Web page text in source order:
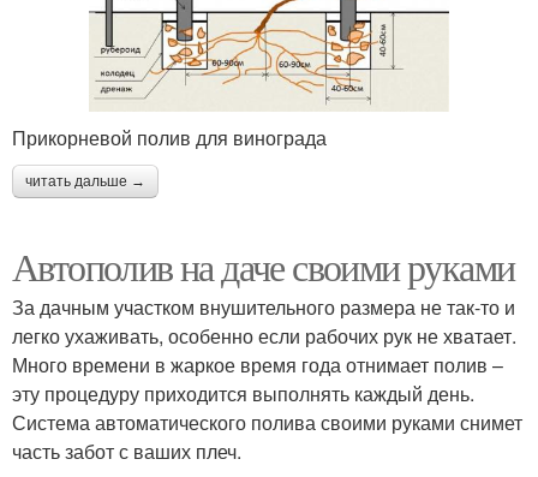
Прикорневой полив для винограда
читать дальше →
Автополив на даче своими руками
За дачным участком внушительного размера не так-то и
легко ухаживать, особенно если рабочих рук не хватает.
Много времени в жаркое время года отнимает полив –
эту процедуру приходится выполнять каждый день.
Система автоматического полива своими руками снимет
часть забот с ваших плеч.